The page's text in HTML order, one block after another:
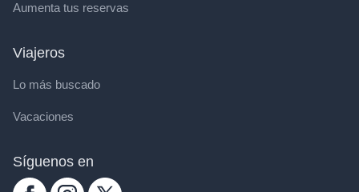
Aumenta tus reservas
Viajeros
Lo más buscado
Vacaciones
Síguenos en